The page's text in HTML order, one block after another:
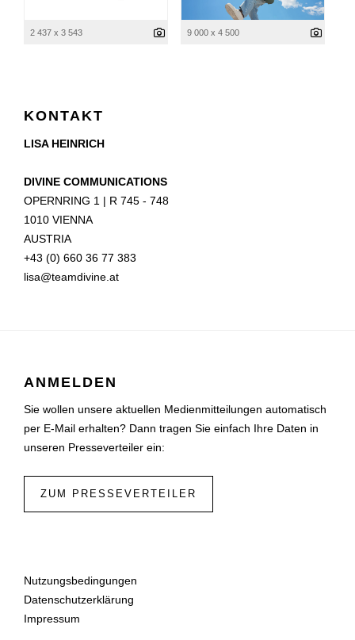
2 437 x 3 543 9 000 x 4 500
KONTAKT
LISA HEINRICH
DIVINE COMMUNICATIONS
OPERNRING 1 | R 745 - 748
1010 VIENNA
AUSTRIA
+43 (0) 660 36 77 383
lisa@teamdivine.at
ANMELDEN
Sie wollen unsere aktuellen Medienmitteilungen automatisch
per E-Mail erhalten? Dann tragen Sie einfach Ihre Daten in
unseren Presseverteiler ein:
ZUM PRESSEVERTEILER
Nutzungsbedingungen
Datenschutzerklärung
Impressum